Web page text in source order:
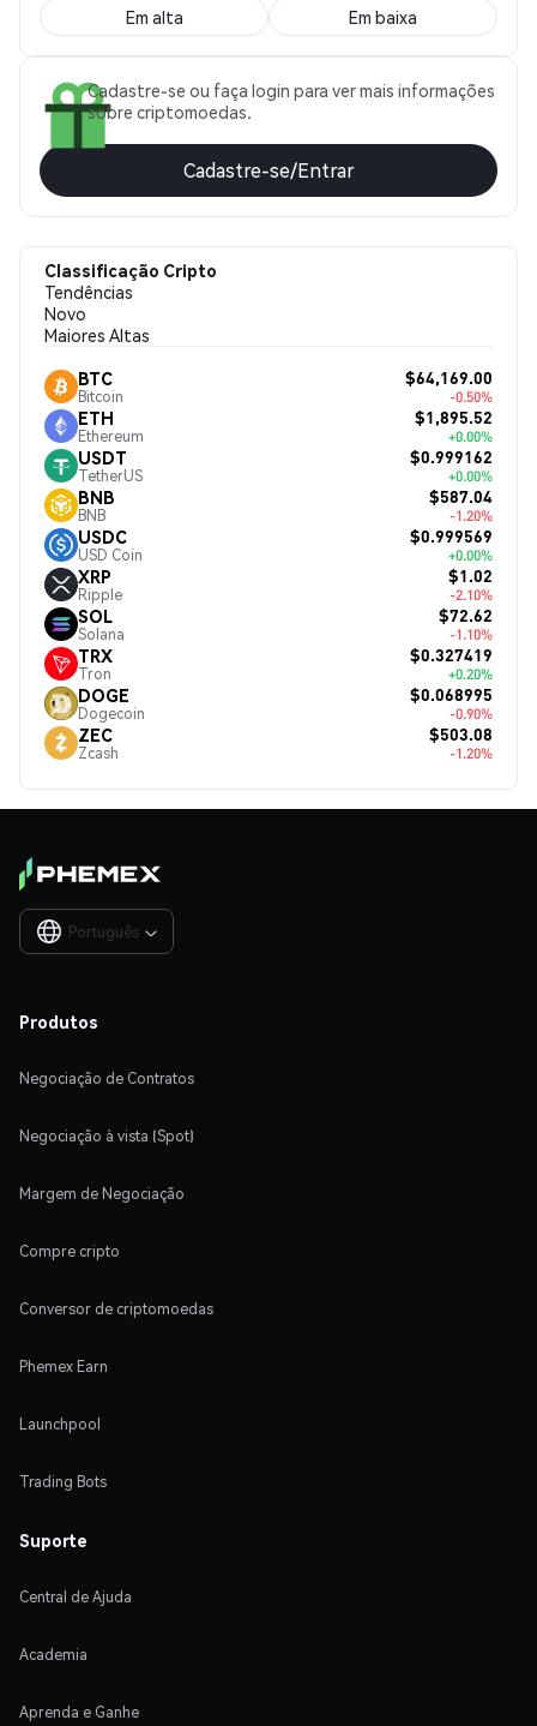
Em alta Em baixa
Cadastre-se ou faça login para ver mais informações
sobre criptomoedas.
Cadastre-se/Entrar
Classificação Cripto
Tendências
Novo
Maiores Altas
BTC
Bitcoin
$64,169.00
-0.50%
ETH
Ethereum
$1,895.52
+0.00%
USDT
TetherUS
$0.999162
+0.00%
BNB
BNB
$587.04
-1.20%
USDC
USD Coin
$0.999569
+0.00%
XRP
Ripple
$1.02
-2.10%
SOL
Solana
$72.62
-1.10%
TRX
Tron
$0.327419
+0.20%
DOGE
Dogecoin
$0.068995
-0.90%
ZEC
Zcash
$503.08
-1.20%
Português 
Produtos
Negociação de Contratos
Negociação à vista (Spot)
Margem de Negociação
Compre cripto
Conversor de criptomoedas
Phemex Earn
Launchpool
Trading Bots
Suporte
Central de Ajuda
Academia
Aprenda e Ganhe